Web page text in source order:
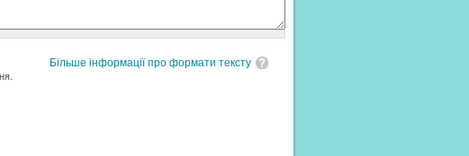
Більше інформації про формати тексту